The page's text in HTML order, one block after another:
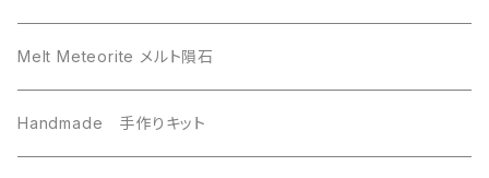
others その他
Uruacu ウルアク
Mundrabilla マンドラビラ
Chinga チンガー
Melt Meteorite メルト隕石
Handmade 手作りキット